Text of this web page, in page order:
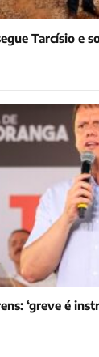
Tarcísio e
‘greve é